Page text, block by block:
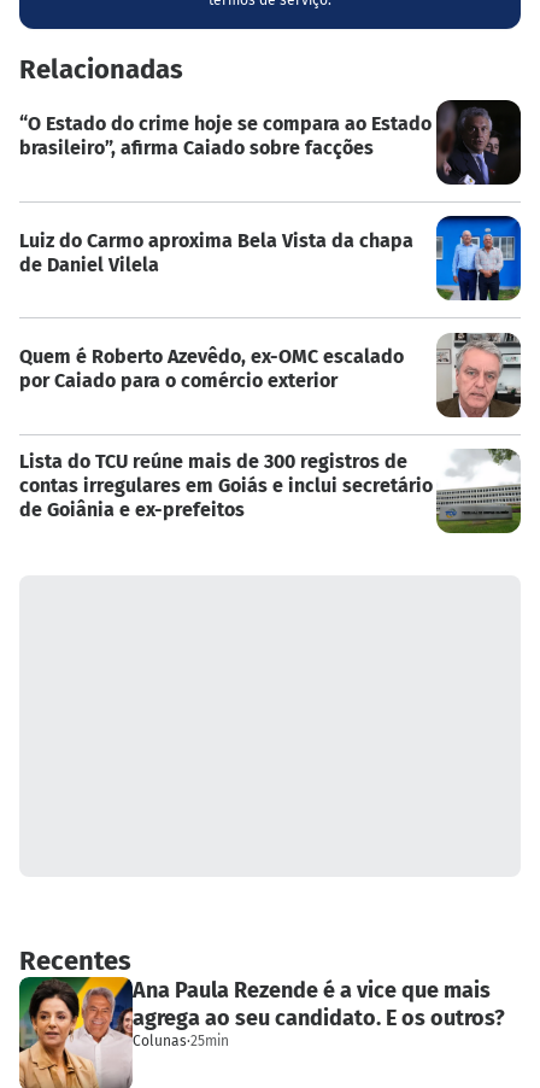
Relacionadas
“O Estado do crime hoje se compara ao Estado
brasileiro”, afirma Caiado sobre facções
Luiz do Carmo aproxima Bela Vista da chapa
de Daniel Vilela
Quem é Roberto Azevêdo, ex-OMC escalado
por Caiado para o comércio exterior
Lista do TCU reúne mais de 300 registros de
contas irregulares em Goiás e inclui secretário
de Goiânia e ex-prefeitos
Recentes
Ana Paula Rezende é a vice que mais
agrega ao seu candidato. E os outros?
Colunas·25min